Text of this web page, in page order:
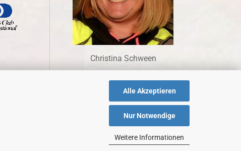
Alle Akzeptieren
Nur Notwendige
Weitere Informationen
Christina Schween